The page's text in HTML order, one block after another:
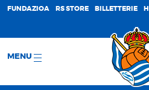
FUNDAZIOA RS STORE BILLETTERIE
MENU